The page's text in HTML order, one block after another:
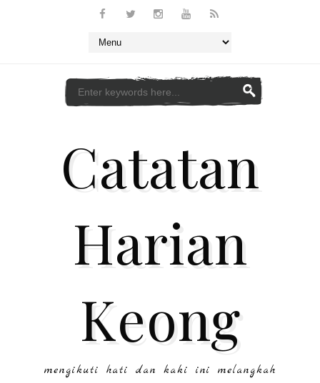
Catatan
Harian
Keong
mengikuti hati dan kaki ini melangkah